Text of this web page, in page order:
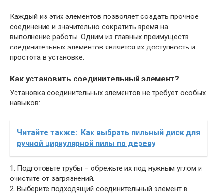
Каждый из этих элементов позволяет создать прочное
соединение и значительно сократить время на
выполнение работы. Одним из главных преимуществ
соединительных элементов является их доступность и
простота в установке.
Как установить соединительный элемент?
Установка соединительных элементов не требует особых
навыков:
Читайте также: Как выбрать пильный диск для
ручной циркулярной пилы по дереву
1. Подготовьте трубы – обрежьте их под нужным углом и
очистите от загрязнений.
2. Выберите подходящий соединительный элемент в